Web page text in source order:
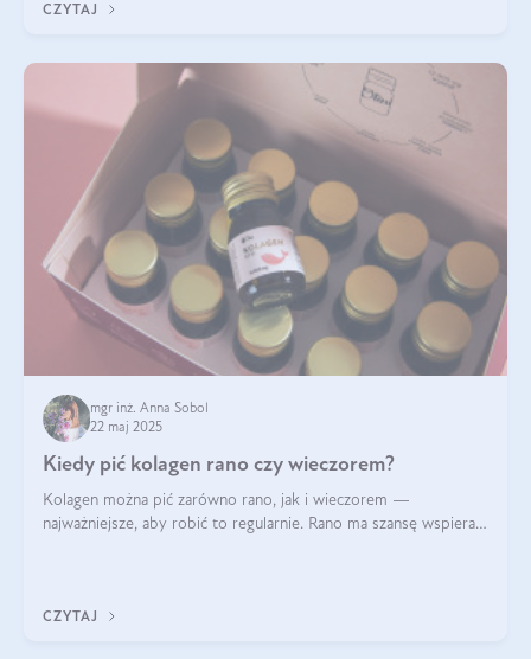
CZYTAJ
mgr inż. Anna Sobol
22 maj 2025
Kiedy pić kolagen rano czy wieczorem?
Kolagen można pić zarówno rano, jak i wieczorem —
najważniejsze, aby robić to regularnie. Rano ma szansę wspierać
CZYTAJ